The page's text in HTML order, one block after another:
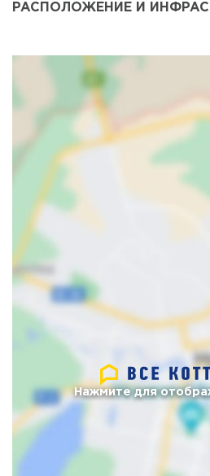
РАСПОЛОЖЕНИЕ И
Нажмите для